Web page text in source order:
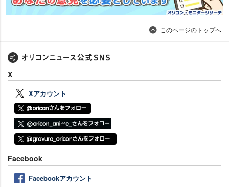
このページのトップへ
X
Xアカウント
Facebook
Facebookアカウント